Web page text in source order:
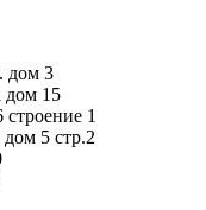
дом 3
дом 15
1
5 стр.2